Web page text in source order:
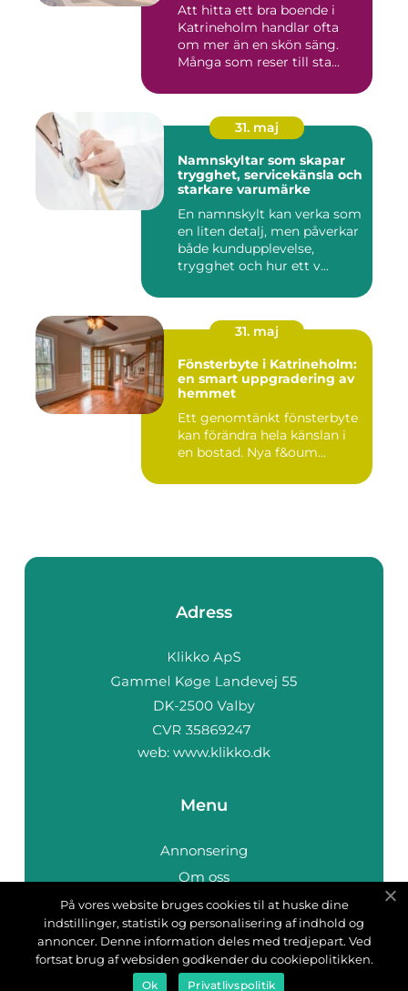
Att hitta ett bra boende i
Katrineholm handlar ofta
om mer än en skön säng.
Många som reser till sta...
31. maj
Namnskyltar som skapar
trygghet, servicekänsla och
starkare varumärke
En namnskylt kan verka som
en liten detalj, men påverkar
både kundupplevelse,
trygghet och hur ett v...
31. maj
Fönsterbyte i Katrineholm:
en smart uppgradering av
hemmet
Ett genomtänkt fönsterbyte
kan förändra hela känslan i
en bostad. Nya f&oum...
Adress
web: www.klikko.dk
Menu
Annonsering
Om oss
Cookies
Kontakta oss
Sitemap
På vores website bruges cookies til at huske dine
indstillinger, statistik og personalisering af indhold og
annoncer. Denne information deles med tredjepart. Ved
fortsat brug af websiden godkender du cookiepolitikken.
Ok Privatlivspolitik